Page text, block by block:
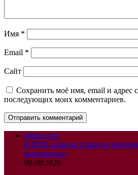
Имя *
Email *
Сайт
Сохранить моё имя, email и адрес
последующих моих комментариев.
Общество
В РПЦ назвали главную
корзиночек»
09.08.2026